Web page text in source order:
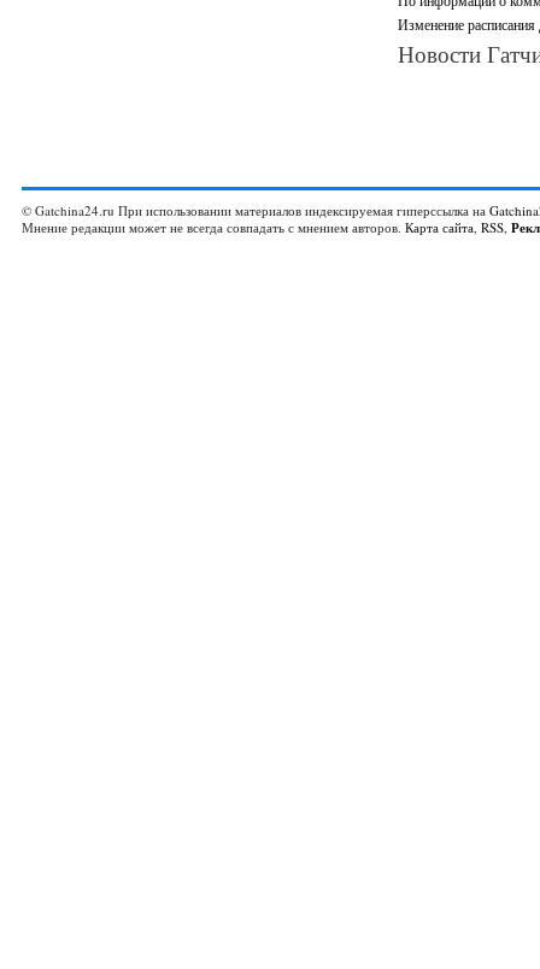
Изменение
Новости
© Gatchina24.ru При использовании материалов индексируемая гиперссылка на
Мнение редакции может не всегда совпадать с мнением авторов. Карта сайта, RSS,